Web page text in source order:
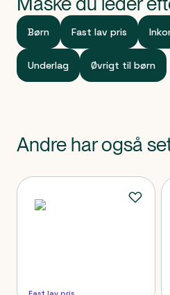
Længde/dybde60 cm
Bredde 60 cm
Børn Fast lav pris
Underlag Øvrigt til børn
Andre har også
Produkter